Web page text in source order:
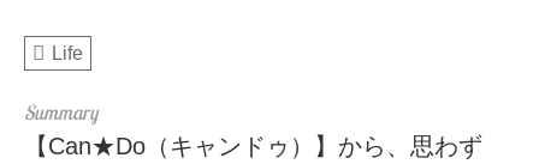
Life
【Can★Do（キャンドゥ）】から、思わず